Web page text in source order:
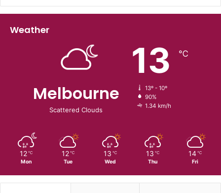
Weather
Melbourne
Scattered Clouds
13 ℃
13º - 10º
90%
1.34 km/h
12 ℃
Mon
12 ℃
Tue
13 ℃
Wed
13 ℃
Thu
14 ℃
Fri